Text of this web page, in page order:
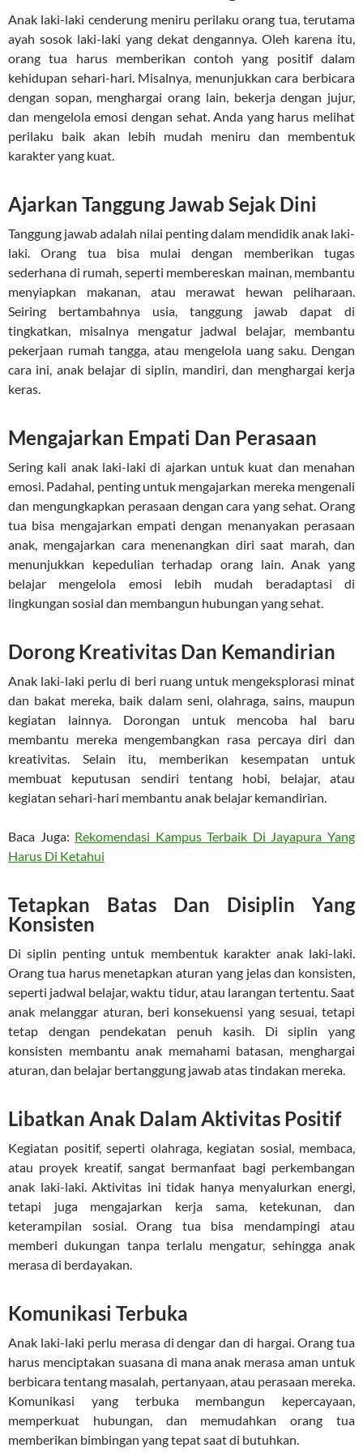
Anak laki-laki cenderung meniru perilaku orang tua, terutama
ayah sosok laki-laki yang dekat dengannya. Oleh karena itu,
orang tua harus memberikan contoh yang positif dalam
kehidupan sehari-hari. Misalnya, menunjukkan cara berbicara
dengan sopan, menghargai orang lain, bekerja dengan jujur,
dan mengelola emosi dengan sehat. Anda yang harus melihat
perilaku baik akan lebih mudah meniru dan membentuk
karakter yang kuat.
Ajarkan Tanggung Jawab Sejak Dini
Tanggung jawab adalah nilai penting dalam mendidik anak laki-
laki. Orang tua bisa mulai dengan memberikan tugas
sederhana di rumah, seperti membereskan mainan, membantu
menyiapkan makanan, atau merawat hewan peliharaan.
Seiring bertambahnya usia, tanggung jawab dapat di
tingkatkan, misalnya mengatur jadwal belajar, membantu
pekerjaan rumah tangga, atau mengelola uang saku. Dengan
cara ini, anak belajar di siplin, mandiri, dan menghargai kerja
keras.
Mengajarkan Empati Dan Perasaan
Sering kali anak laki-laki di ajarkan untuk kuat dan menahan
emosi. Padahal, penting untuk mengajarkan mereka mengenali
dan mengungkapkan perasaan dengan cara yang sehat. Orang
tua bisa mengajarkan empati dengan menanyakan perasaan
anak, mengajarkan cara menenangkan diri saat marah, dan
menunjukkan kepedulian terhadap orang lain. Anak yang
belajar mengelola emosi lebih mudah beradaptasi di
lingkungan sosial dan membangun hubungan yang sehat.
Dorong Kreativitas Dan Kemandirian
Anak laki-laki perlu di beri ruang untuk mengeksplorasi minat
dan bakat mereka, baik dalam seni, olahraga, sains, maupun
kegiatan lainnya. Dorongan untuk mencoba hal baru
membantu mereka mengembangkan rasa percaya diri dan
kreativitas. Selain itu, memberikan kesempatan untuk
membuat keputusan sendiri tentang hobi, belajar, atau
kegiatan sehari-hari membantu anak belajar kemandirian.
Baca Juga: Rekomendasi Kampus Terbaik Di Jayapura Yang
Harus Di Ketahui
Tetapkan Batas Dan Disiplin Yang
Konsisten
Di siplin penting untuk membentuk karakter anak laki-laki.
Orang tua harus menetapkan aturan yang jelas dan konsisten,
seperti jadwal belajar, waktu tidur, atau larangan tertentu. Saat
anak melanggar aturan, beri konsekuensi yang sesuai, tetapi
tetap dengan pendekatan penuh kasih. Di siplin yang
konsisten membantu anak memahami batasan, menghargai
aturan, dan belajar bertanggung jawab atas tindakan mereka.
Libatkan Anak Dalam Aktivitas Positif
Kegiatan positif, seperti olahraga, kegiatan sosial, membaca,
atau proyek kreatif, sangat bermanfaat bagi perkembangan
anak laki-laki. Aktivitas ini tidak hanya menyalurkan energi,
tetapi juga mengajarkan kerja sama, ketekunan, dan
keterampilan sosial. Orang tua bisa mendampingi atau
memberi dukungan tanpa terlalu mengatur, sehingga anak
merasa di berdayakan.
Komunikasi Terbuka
Anak laki-laki perlu merasa di dengar dan di hargai. Orang tua
harus menciptakan suasana di mana anak merasa aman untuk
berbicara tentang masalah, pertanyaan, atau perasaan mereka.
Komunikasi yang terbuka membangun kepercayaan,
memperkuat hubungan, dan memudahkan orang tua
memberikan bimbingan yang tepat saat di butuhkan.